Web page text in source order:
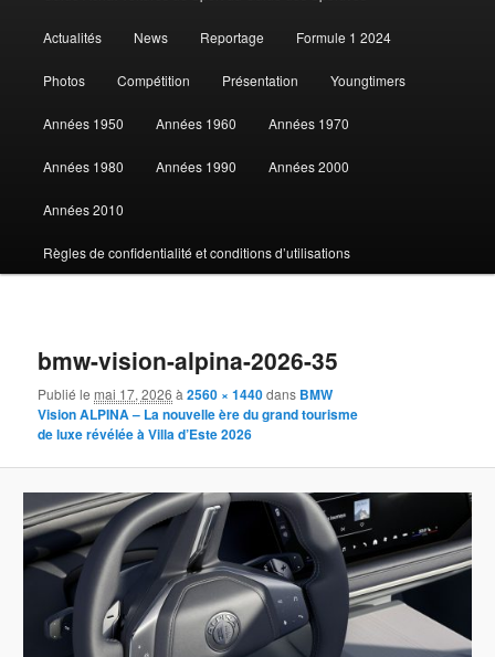
contenu
Actualités News Reportage Formule 1 2024
Photos Compétition Présentation Youngtimers
Années 1950 Années 1960 Années 1970
Années 1980 Années 1990 Années 2000
Années 2010
Règles de confidentialité et conditions d’utilisations
bmw-vision-alpina-2026-35
Publié lemai 17, 2026 à2560 × 1440dans BMW
Vision ALPINA – La nouvelle ère du grand tourisme
de luxe révélée à Villa d’Este 2026